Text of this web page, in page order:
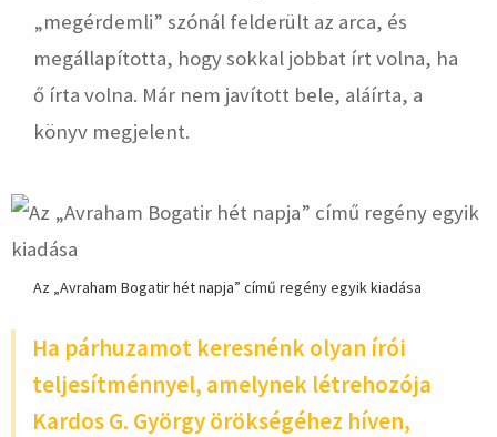
„megérdemli” szónál felderült az arca, és
megállapította, hogy sokkal jobbat írt volna, ha
ő írta volna. Már nem javított bele, aláírta, a
könyv megjelent.
Az „Avraham Bogatir hét napja” című regény egyik kiadása
Ha párhuzamot keresnénk olyan írói
teljesítménnyel, amelynek létrehozója
Kardos G. György örökségéhez híven,